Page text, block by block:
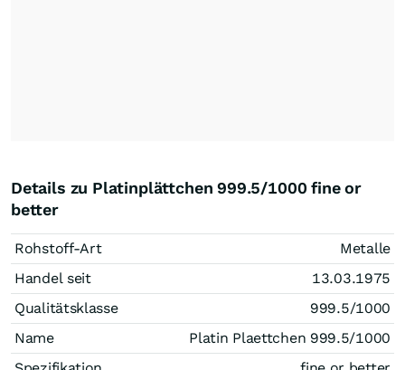
Details zu Platinplättchen 999.5/1000 fine or
better
Rohstoff-Art
Metalle
Handel seit
13.03.1975
Qualitätsklasse
999.5/1000
Name
Platin Plaettchen 999.5/1000